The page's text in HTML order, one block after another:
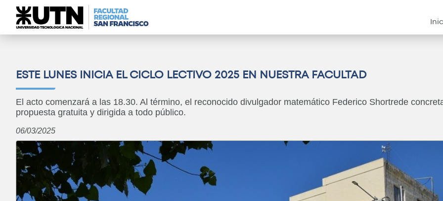
ESTE LUNES INICIA EL CICLO LECTIVO 2025 EN NUESTRA FACULTAD
El acto comenzará a las 18.30. Al término, el reconocido divulgador matemático Federico Shortrede
propuesta gratuita y dirigida a todo público.
06/03/2025